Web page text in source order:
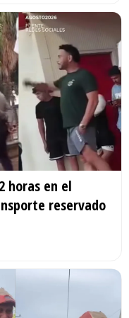
horas en el
reservado